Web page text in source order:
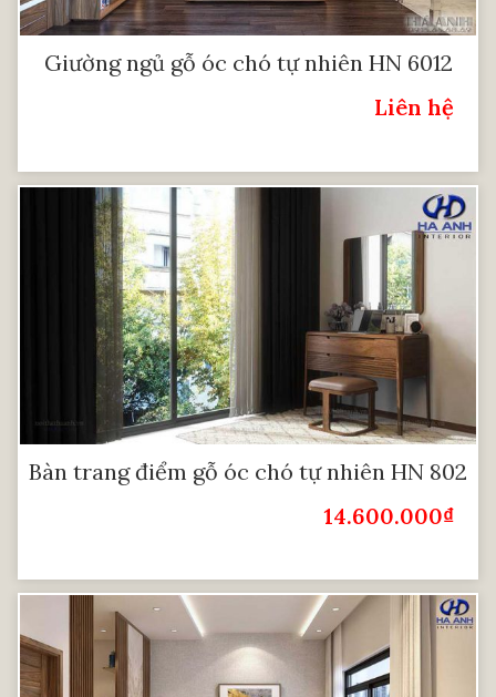
Giường ngủ gỗ óc chó tự nhiên HN 6012
Liên hệ
Bàn trang điểm gỗ óc chó tự nhiên HN 802
14.600.000₫